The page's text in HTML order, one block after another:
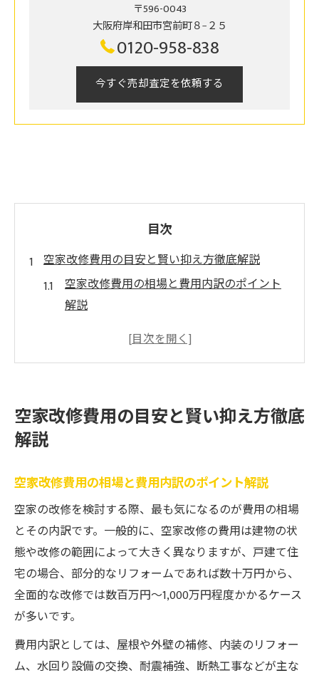
〒596-0043
大阪府岸和田市宮前町８−２５
0120-958-838
今すぐ売却査定を依頼する
目次
空家改修費用の目安と賢い抑え方徹底解説
空家改修費用の相場と費用内訳のポイント
解説
空家改修を安く抑える見積もり比較のコツ
空家改修費用を抑えるDIY活用のポイント
補助金を活用した空家再生の最新動向
説
空家改修で利用できる補助金の特徴とは
空家再生等推進事業の概要と活用ポイント
補助金を最大限活かす空家改修の進め方
空家対策総合支援事業で得られる支援とは
空家対策総合支援事業の基本内容を解説
空家改修で受けられる主な支援内容一覧
国土交通省による空家対策支援の仕組み
空家改修費用の目安と賢い抑え方徹底
解説
空家改修費用の相場と費用内訳のポイント解説
空家の改修を検討する際、最も気になるのが費用の相場
とその内訳です。一般的に、空家改修の費用は建物の状
態や改修の範囲によって大きく異なりますが、戸建て住
宅の場合、部分的なリフォームであれば数十万円から、
全面的な改修では数百万円～1,000万円程度かかるケース
が多いです。
費用内訳としては、屋根や外壁の補修、内装のリフォー
ム、水回り設備の交換、耐震補強、断熱工事などが主な